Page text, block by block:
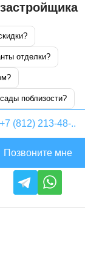
отделки?
поблизости?
+7 (812) 213-48-..
Позвоните мне